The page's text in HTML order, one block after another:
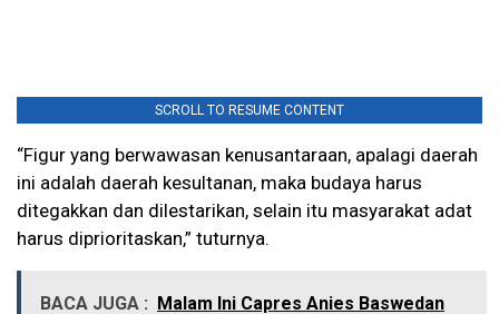
SCROLL TO RESUME CONTENT
“Figur yang berwawasan kenusantaraan, apalagi daerah
ini adalah daerah kesultanan, maka budaya harus
ditegakkan dan dilestarikan, selain itu masyarakat adat
harus diprioritaskan,” tuturnya.
BACA JUGA : Malam Ini Capres Anies Baswedan